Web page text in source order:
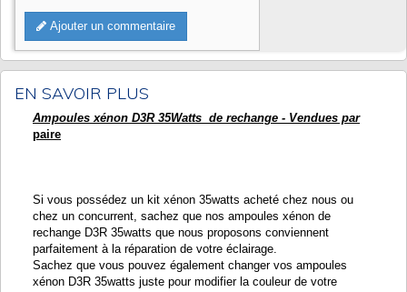
Ajouter un commentaire
EN SAVOIR PLUS
Ampoules xénon D3R 35Watts de rechange - Vendues par
paire
Si vous possédez un kit xénon 35watts acheté chez nous ou
chez un concurrent, sachez que nos ampoules xénon de
rechange D3R 35watts que nous proposons conviennent
parfaitement à la réparation de votre éclairage.
Sachez que vous pouvez également changer vos ampoules
xénon D3R 35watts juste pour modifier la couleur de votre